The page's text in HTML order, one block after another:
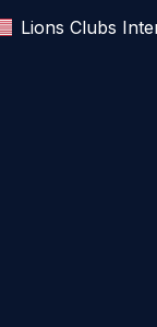
Lions Clubs